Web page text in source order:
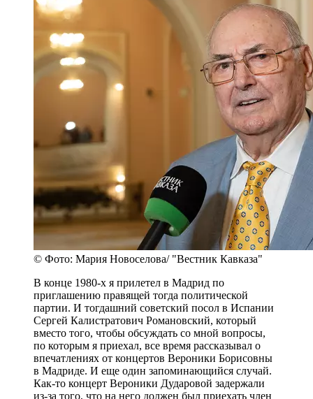
© Фото: Мария Новоселова/ "Вестник Кавказа"
В конце 1980-х я прилетел в Мадрид по
приглашению правящей тогда политической
партии. И тогдашний советский посол в Испании
Сергей Калистратович Романовский, который
вместо того, чтобы обсуждать со мной вопросы,
по которым я приехал, все время рассказывал о
впечатлениях от концертов Вероники Борисовны
в Мадриде. И еще один запоминающийся случай.
Как-то концерт Вероники Дударовой задержали
из-за того, что на него должен был приехать член